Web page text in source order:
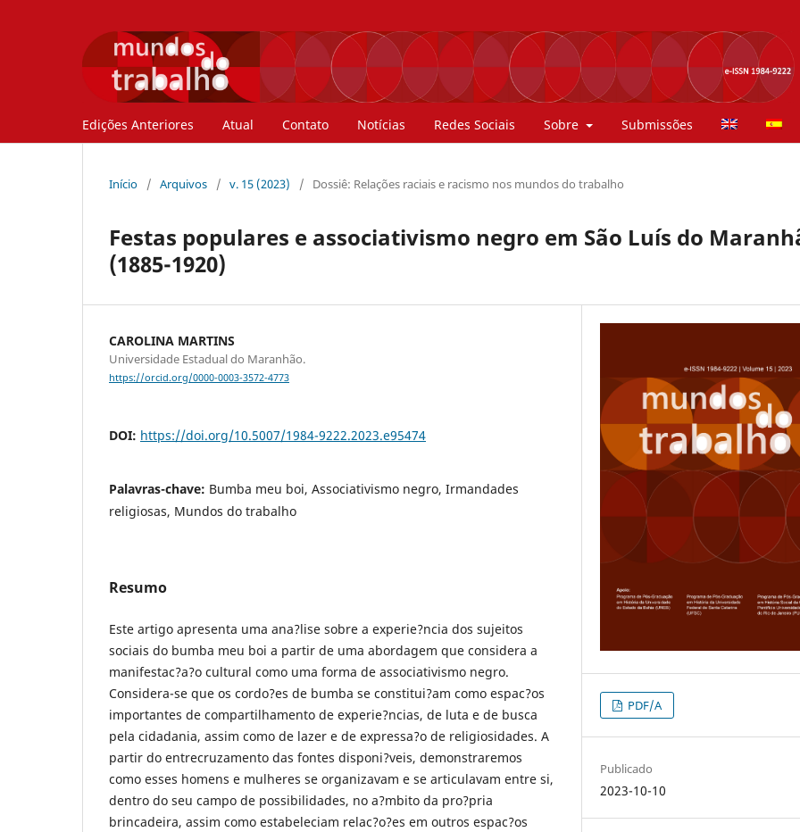
Edições Anteriores Atual Contato Notícias Redes Sociais Sobre Submissões
Início / Arquivos / v. 15 (2023) / Dossiê: Relações raciais e racismo nos mundos do trabalho
Festas populares e associativismo negro em São Luís do
(1885-1920)
CAROLINA MARTINS
Universidade Estadual do Maranhão.
https://orcid.org/0000-0003-3572-4773
DOI: https://doi.org/10.5007/1984-9222.2023.e95474
Palavras-chave: Bumba meu boi, Associativismo negro, Irmandades
religiosas, Mundos do trabalho
Resumo
Este artigo apresenta uma ana?lise sobre a experie?ncia dos sujeitos
sociais do bumba meu boi a partir de uma abordagem que considera a
manifestac?a?o cultural como uma forma de associativismo negro.
Considera-se que os cordo?es de bumba se constitui?am como espac?os
importantes de compartilhamento de experie?ncias, de luta e de busca
pela cidadania, assim como de lazer e de expressa?o de religiosidades. A
partir do entrecruzamento das fontes disponi?veis, demonstraremos
como esses homens e mulheres se organizavam e se articulavam entre si,
dentro do seu campo de possibilidades, no a?mbito da pro?pria
brincadeira, assim como estabeleciam relac?o?es em outros espac?os
PDF/A
Publicado
2023-10-10